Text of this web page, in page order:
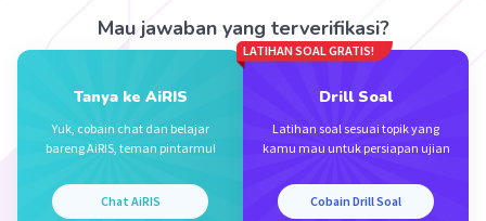
Mau jawaban yang terverifikasi?
Tanya ke AiRIS
Yuk, cobain chat dan belajar
bareng AiRIS, teman pintarmu!
Chat AiRIS
LATIHAN SOAL GRATIS!
Drill Soal
Latihan soal sesuai topik yang
kamu mau untuk persiapan ujian
Cobain Drill Soal